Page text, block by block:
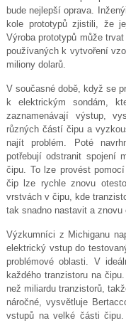
bude nejlepší oprava.
kole prototypů zjistili, že
Výroba prototypů může
používaných k vytvoření
miliony dolarů.
V současné době, když se
k elektrickým sondám,
zaznamenávají výstup,
různých částí čipu a
najít problém. Poté
potřebují odstranit spojení
čipu. To lze provést
čip lze rychle znovu
vrstvách v čipu, kde
tak snadno nastavit a znovu
Výzkumníci z Michiganu
elektrický vstup do
problémové oblasti. V
každého tranzistoru na
než miliardu tranzistorů,
náročné, vysvětluje
vstupů na velké části